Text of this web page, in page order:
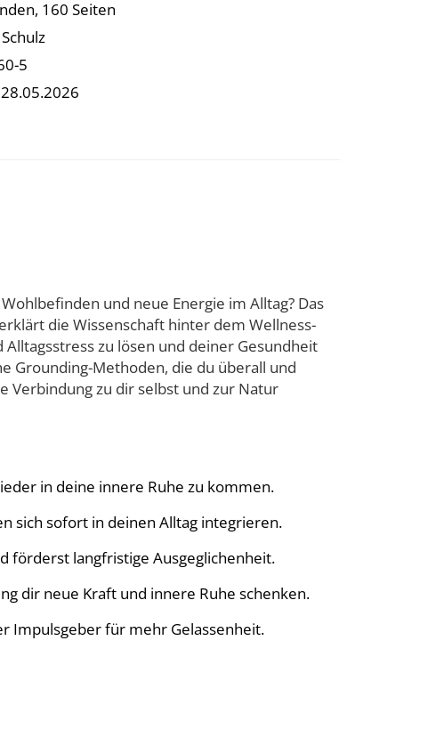
160 Seiten
5
und neue Energie im Alltag? Das
die Wissenschaft hinter dem Wellness-
zu lösen und deiner Gesundheit
Grounding-Methoden, die du überall und
Verbindung zu dir selbst und zur Natur
in deine innere Ruhe zu kommen.
sich sofort in deinen Alltag integrieren.
förderst langfristige Ausgeglichenheit.
dir neue Kraft und innere Ruhe schenken.
Impulsgeber für mehr Gelassenheit.